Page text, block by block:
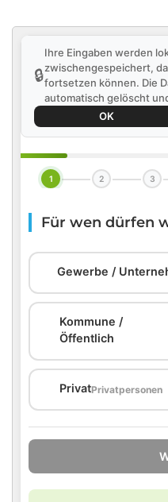
🔒
Ihre Eingaben werden
zwischengespeichert,
fortsetzen können. Die
automatisch gelöscht
OK
1 2 3
Für wen dürfen
Gewerbe /
Kommune /
Öffentlich
PrivatPrivatpersonen